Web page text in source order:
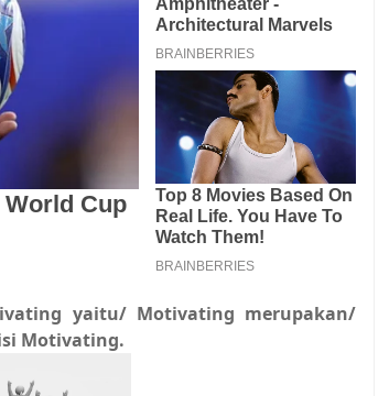
yaitu/ Motivating merupakan/
Motivating.